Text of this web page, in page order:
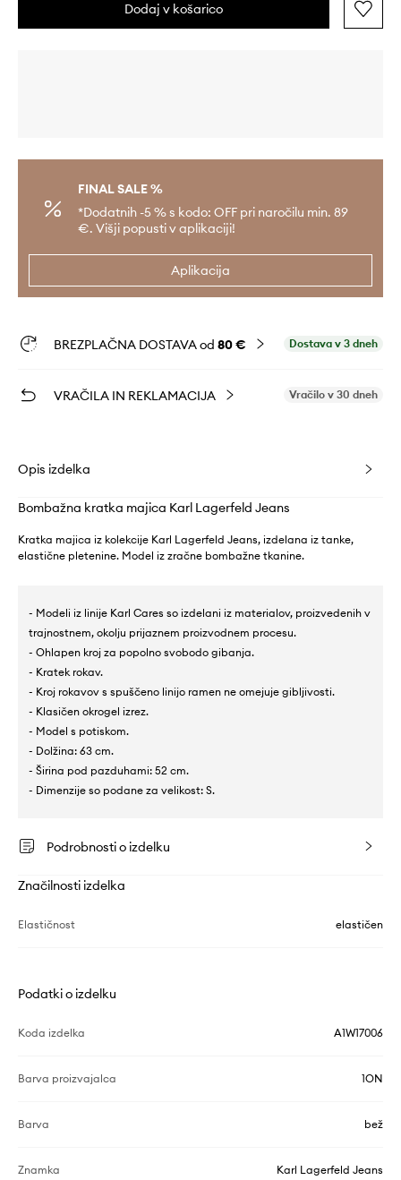
Dodaj v košarico
FINAL SALE %
*Dodatnih -5 % s kodo: OFF pri naročilu min. 89
€. Višji popusti v aplikaciji!
Aplikacija
BREZPLAČNA DOSTAVA od 80 € Dostava v 3 dneh
VRAČILA IN REKLAMACIJA Vračilo v 30 dneh
Opis izdelka
Bombažna kratka majica Karl Lagerfeld Jeans
Kratka majica iz kolekcije Karl Lagerfeld Jeans, izdelana iz tanke,
elastične pletenine. Model iz zračne bombažne tkanine.
- Modeli iz linije Karl Cares so izdelani iz materialov, proizvedenih v
trajnostnem, okolju prijaznem proizvodnem procesu.
- Ohlapen kroj za popolno svobodo gibanja.
- Kratek rokav.
- Kroj rokavov s spuščeno linijo ramen ne omejuje gibljivosti.
- Klasičen okrogel izrez.
- Model s potiskom.
- Dolžina: 63 cm.
- Širina pod pazduhami: 52 cm.
- Dimenzije so podane za velikost: S.
Podrobnosti o izdelku
Značilnosti izdelka
Elastičnost elastičen
Podatki o izdelku
Koda izdelka A1W17006
Barva proizvajalca 1ON
Barva bež
Znamka Karl Lagerfeld Jeans